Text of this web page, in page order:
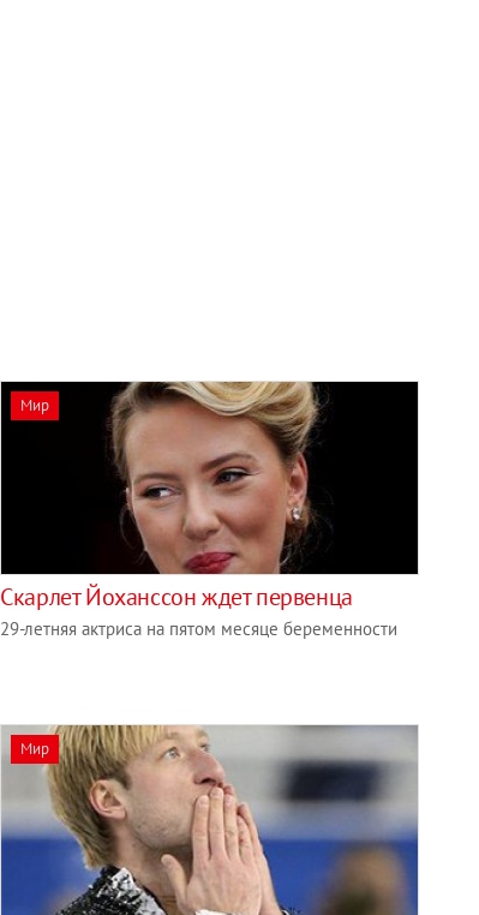
Мир
Скарлет Йоханссон ждет первенца
29-летняя актриса на пятом месяце беременности
Мир